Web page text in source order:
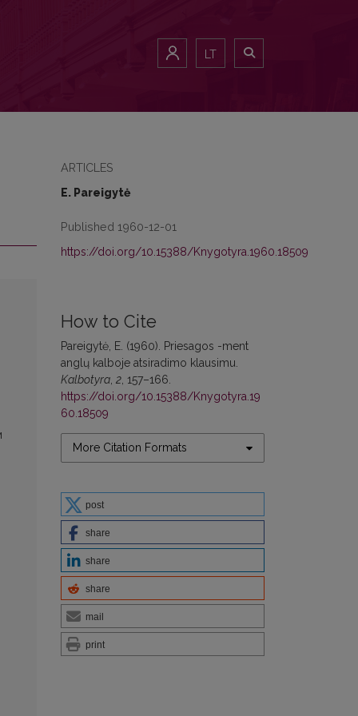
LT
ARTICLES
E. Pareigytė
Published 1960-12-01
https://doi.org/10.15388/Knygotyra.1960.18509
How to Cite
Pareigytė, E. (1960). Priesagos -ment
anglų kalboje atsiradimo klausimu.
Kalbotyra 2 , 157–166.
https://doi.org/10.15388/Knygotyra.19
60.18509
More Citation Formats
post
share
share
share
mail
print